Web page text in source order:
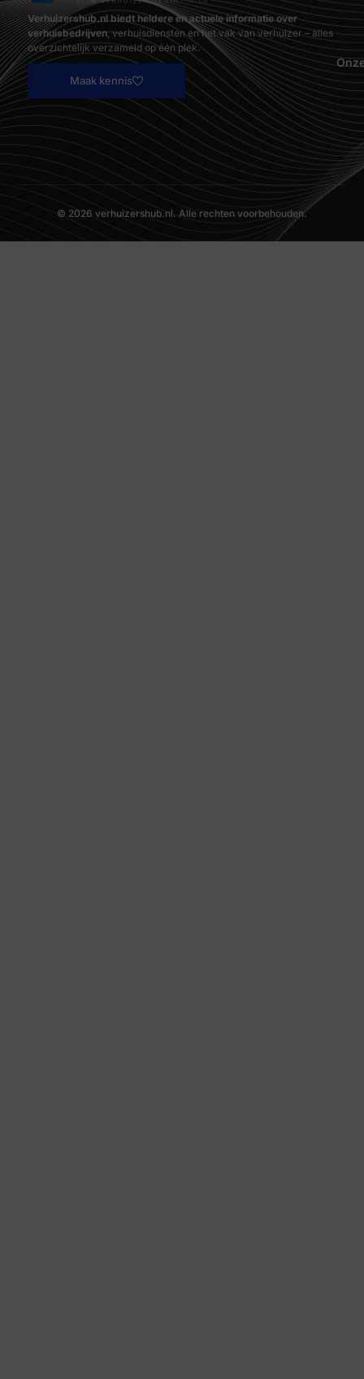
Verhuizershub.nl biedt heldere en actuele informatie over
verhuisbedrijven, verhuisdiensten en het vak van verhuizer – alles
overzichtelijk verzameld op één plek.
Maak kennis
© 2026 verhuizershub.nl. Alle rechten voorbehouden.